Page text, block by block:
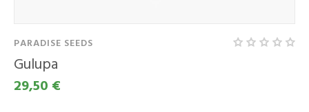
PARADISE SEEDS
Gulupa
29,50 €